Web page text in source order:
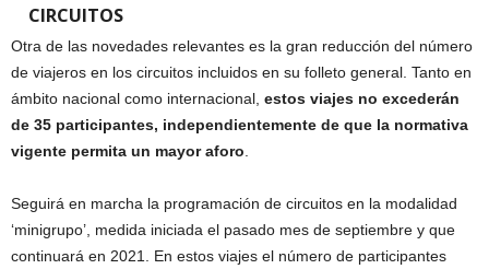
CIRCUITOS
Otra de las novedades relevantes es la gran reducción del número
de viajeros en los circuitos incluidos en su folleto general. Tanto en
ámbito nacional como internacional, estos viajes no excederán
de 35 participantes, independientemente de que la normativa
vigente permita un mayor aforo
Seguirá en marcha la programación de circuitos en la modalidad
‘minigrupo’, medida iniciada el pasado mes de septiembre y que
continuará en 2021. En estos viajes el número de participantes